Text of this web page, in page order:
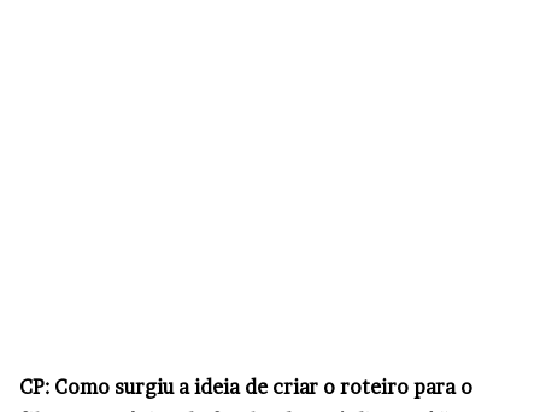
CP: Como surgiu a ideia de criar o roteiro para o